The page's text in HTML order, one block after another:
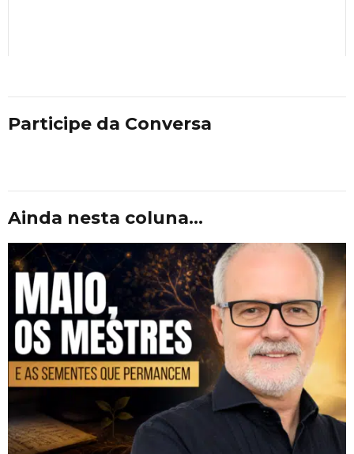
Participe da Conversa
Ainda nesta coluna...